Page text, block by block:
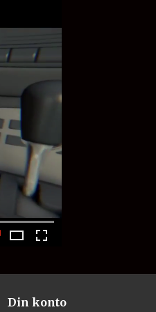
Din konto